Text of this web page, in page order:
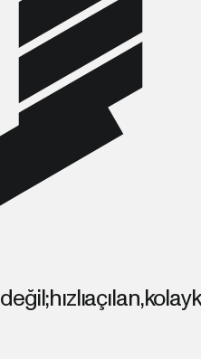
değil;hızlıaçılan,kolay